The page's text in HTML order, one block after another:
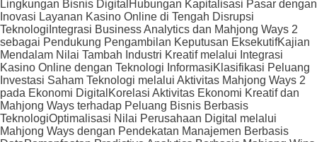
Lingkungan Bisnis Digital Hubungan Kapitalisasi Pasar dengan
Inovasi Layanan Kasino Online di Tengah Disrupsi
Teknologi Integrasi Business Analytics dan Mahjong Ways 2
sebagai Pendukung Pengambilan Keputusan EksekutifKajian
Mendalam Nilai Tambah Industri Kreatif melalui Integrasi
Kasino Online dengan Teknologi InformasiKlasifikasi Peluang
Investasi Saham Teknologi melalui Aktivitas Mahjong Ways 2
pada Ekonomi Digital Korelasi Aktivitas Ekonomi Kreatif dan
Mahjong Ways terhadap Peluang Bisnis Berbasis
TeknologiOptimalisasi Nilai Perusahaan Digital melalui
Mahjong Ways dengan Pendekatan Manajemen Berbasis